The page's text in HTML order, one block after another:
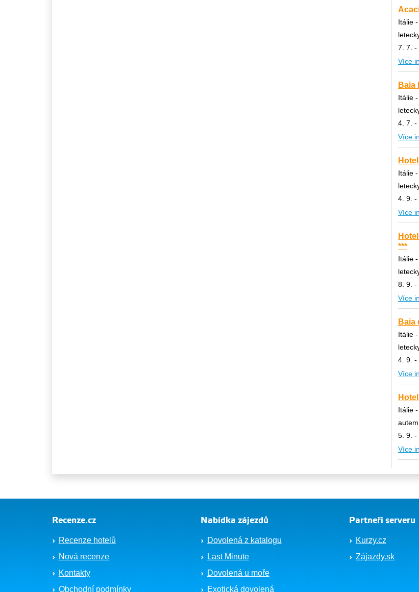
Itálie
7. 7. -
Více
Baia
Itálie
4. 7. -
Více
Itálie
4. 9. -
Více
***
Itálie
8. 9. -
Více
Baia
Itálie
4. 9. -
Více
Itálie
5. 9. -
Více
Recenze.cz
Recenze hotelů
Nová recenze
Kontakty
Obchodní podmínky
Nabídka zájezdů
Dovolená z katalogu
Last Minute
Dovolená u moře
Exotická dovolená
Partneři serveru
Kurzy.cz
Zájazdy.sk